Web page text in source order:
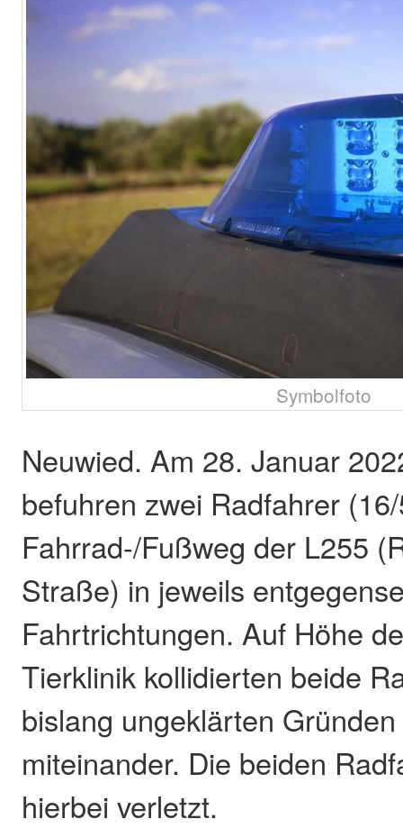
Symbolfoto
Neuwied. Am 28. Januar
befuhren zwei Radfahrer
Fahrrad-/Fußweg der L255
Straße) in jeweils
Fahrtrichtungen. Auf Höhe
Tierklinik kollidierten beide
bislang ungeklärten
miteinander. Die beiden
hierbei verletzt.